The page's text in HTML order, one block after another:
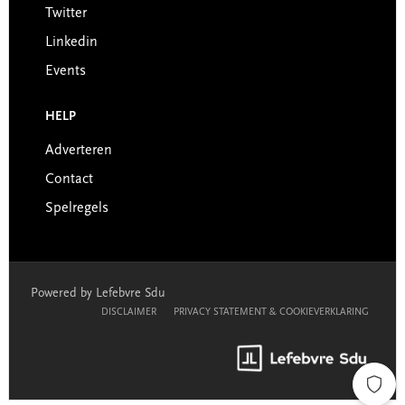
Twitter
Linkedin
Events
HELP
Adverteren
Contact
Spelregels
Powered by Lefebvre Sdu
DISCLAIMER PRIVACY STATEMENT & COOKIEVERKLARING